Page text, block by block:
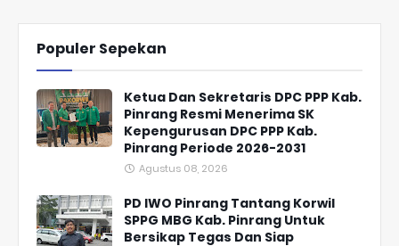
Populer Sepekan
Ketua Dan Sekretaris DPC PPP Kab.
Pinrang Resmi Menerima SK
Kepengurusan DPC PPP Kab.
Pinrang Periode 2026-2031
Agustus 08, 2026
PD IWO Pinrang Tantang Korwil
SPPG MBG Kab. Pinrang Untuk
Bersikap Tegas Dan Siap